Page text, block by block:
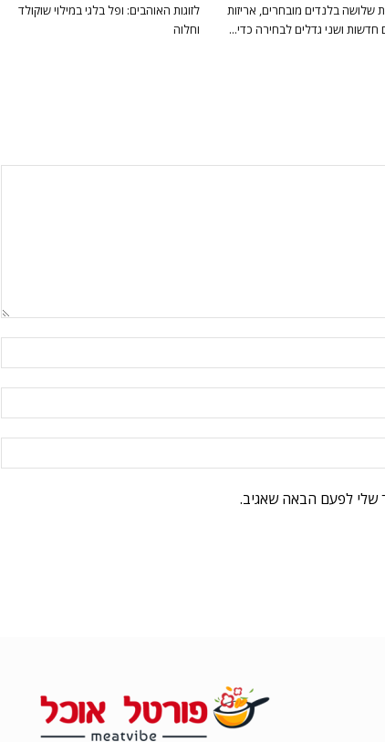
שלושה בלנדים מובחרים, אריזות
חדשות ושני גדלים לבחירה כדי...
לזוגות האוהבים: ופל בלגי במילוי שוקולד
וחלוה
שלי לפעם הבאה שאגיב.